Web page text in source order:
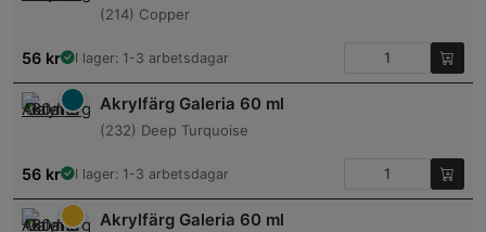
(214) Copper
56 kr I lager: 1-3 arbetsdagar
Akrylfärg Galeria 60 ml
(232) Deep Turquoise
56 kr I lager: 1-3 arbetsdagar
Akrylfärg Galeria 60 ml